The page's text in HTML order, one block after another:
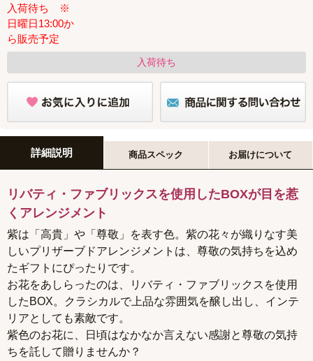
入荷待ち ※
日曜日13:00か
ら販売予定
入荷待ち
詳細説明 商品スペック お届けについて
リバティ・ファブリックスを使用したBOXが目を惹
くアレンジメント
紫は「高貴」や「尊敬」を表す色。紫の花々が織りなす美
しいプリザーブドアレンジメントは、尊敬の気持ちを込め
たギフトにぴったりです。
お花をあしらったのは、リバティ・ファブリックスを使用
したBOX。クラシカルで上品な雰囲気を醸し出し、インテ
リアとしても素敵です。
紫色のお花に、日頃はなかなか言えない感謝と尊敬の気持
ちを託して贈りませんか？